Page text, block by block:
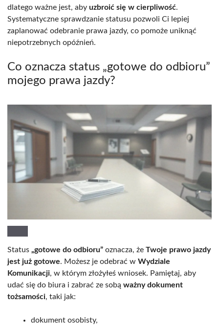
dlatego ważne jest, aby uzbroić się w cierpliwość.
Systematyczne sprawdzanie statusu pozwoli Ci lepiej
zaplanować odebranie prawa jazdy, co pomoże uniknąć
niepotrzebnych opóźnień.
Co oznacza status „gotowe do odbioru”
mojego prawa jazdy?
Status „gotowe do odbioru” oznacza, że Twoje prawo jazdy
jest już gotowe. Możesz je odebrać w Wydziale
Komunikacji, w którym złożyłeś wniosek. Pamiętaj, aby
udać się do biura i zabrać ze sobą ważny dokument
tożsamości, taki jak:
dokument osobisty,